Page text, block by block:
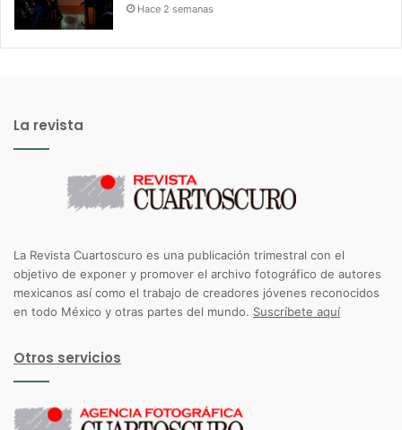
Hace 2 semanas
La revista
La Revista Cuartoscuro es una publicación trimestral con el
objetivo de exponer y promover el archivo fotográfico de autores
mexicanos así como el trabajo de creadores jóvenes reconocidos
en todo México y otras partes del mundo. Suscríbete aquí
Otros servicios